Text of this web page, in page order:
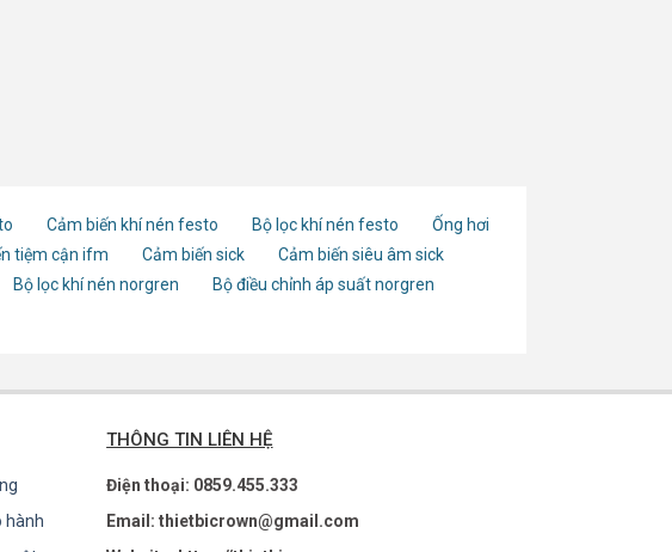
Cảm biến khí nén festo Bộ lọc khí nén festo
Ống hơi
tiệm cận ifm Cảm biến sick
Cảm biến siêu âm sick
Bộ lọc khí nén norgren
Bộ điều chỉnh áp suất norgren
hành
THÔNG TIN LIÊN HỆ
Điện thoại: 0859.455.333
Email: thietbicrown@gmail.com